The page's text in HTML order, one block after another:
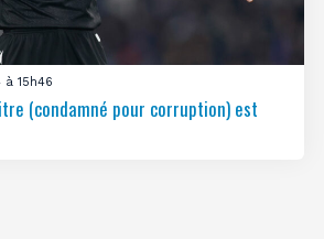
à 15h46
(condamné pour corruption) est